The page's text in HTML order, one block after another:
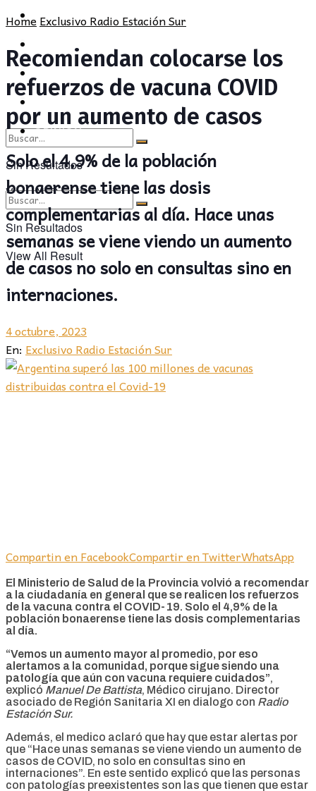
POLÍTICA
CULTURA
OPINIÓN
Sin Resultados
View All Result
PROVINCIA
POLÍTICA
OPINIÓN
Sin Resultados
View All Result
HomeExclusivo Radio Estación Sur
Recomiendan colocarse los
refuerzos de vacuna COVID
por un aumento de casos
Solo el 4,9% de la población
bonaerense tiene las dosis
complementarias al día. Hace unas
semanas se viene viendo un aumento
de casos no solo en consultas sino en
internaciones.
4 octubre, 2023
En: Exclusivo Radio Estación Sur
Compartin en FacebookCompartir en TwitterWhatsApp
El Ministerio de Salud de la Provincia volvió a recomendar
a la ciudadanía en general que se realicen los refuerzos
de la vacuna contra el COVID-19. Solo el 4,9% de la
población bonaerense tiene las dosis complementarias
al día.
“Vemos un aumento mayor al promedio, por eso
alertamos a la comunidad, porque sigue siendo una
patología que aún con vacuna requiere cuidados”,
explicó Manuel De Battista, Médico cirujano. Director
asociado de Región Sanitaria XI en dialogo con Radio
Estación Sur.
Además, el medico aclaró que hay que estar alertas por
que “Hace unas semanas se viene viendo un aumento de
casos de COVID, no solo en consultas sino en
internaciones”. En este sentido explicó que las personas
con patologías preexistentes son las que tienen que estar